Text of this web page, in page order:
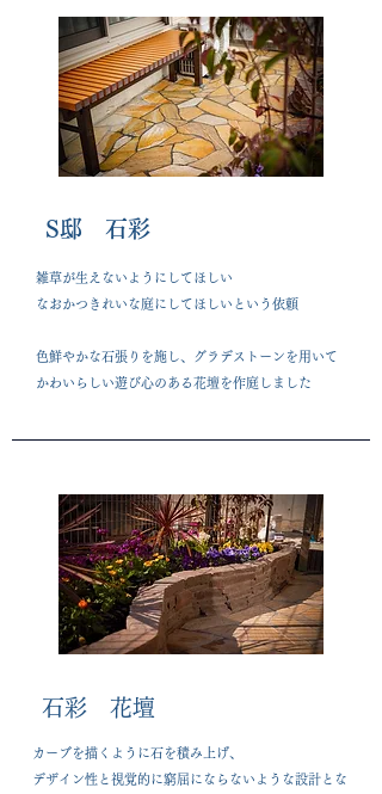
​S邸 石彩
雑草が生えないようにしてほしい
なおかつ きれいな庭にしてほしいという依頼
色鮮やかな石張りを施し、グラデストーンを用いて
​かわいらしい遊び心のある花壇を作庭しました
​石彩 花壇
カーブを描くように石を積み上げ、
​デザイン性と視覚的に窮屈にならないような設計とな